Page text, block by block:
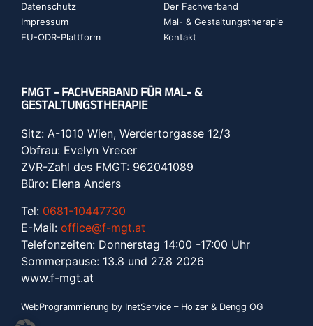
Datenschutz
Impressum
EU-ODR-Plattform
Der Fachverband
Mal- & Gestaltungstherapie
Kontakt
FMGT - FACHVERBAND FÜR MAL- &
GESTALTUNGSTHERAPIE
Sitz: A-1010 Wien, Werdertorgasse 12/3
Obfrau: Evelyn Vrecer
ZVR-Zahl des FMGT: 962041089
Büro: Elena Anders
Tel: 0681-10447730
E-Mail: office@f-mgt.at
Telefonzeiten: Donnerstag 14:00 -17:00 Uhr
Sommerpause: 13.8 und 27.8 2026
www.f-mgt.at
WebProgrammierung by InetService – Holzer & Dengg OG